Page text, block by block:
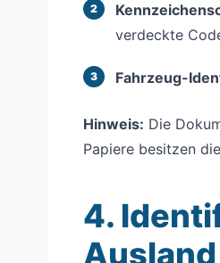
verdeckte
Fahrzeug-
Hinweis: Die
Papiere besitzen
4.